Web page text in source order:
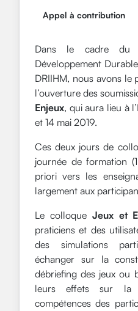
Appel à contribution
Dans le cadre du
Développement
DRIIHM, nous avons le
l’ouverture des
Enjeux, qui aura lieu à
et 14 mai 2019.
Ces deux jours de
journée de formation
priori vers les
largement aux
Le colloque Jeux et
praticiens et des
des simulations
échanger sur la
débriefing des jeux ou
leurs effets sur la
compétences des